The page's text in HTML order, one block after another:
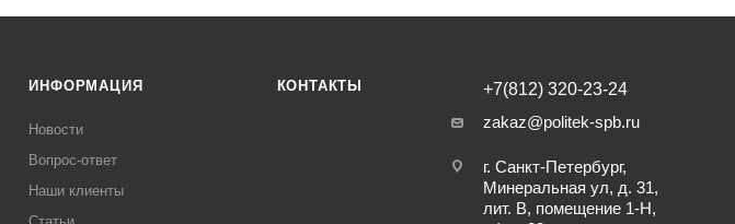
ИНФОРМАЦИЯ
Новости
Вопрос-ответ
Наши клиенты
КОНТАКТЫ
+7(812) 320-23-24
zakaz@politek-spb.ru
г. Санкт-Петербург,
Минеральная ул, д. 31,
лит. В, помещение 1-Н,